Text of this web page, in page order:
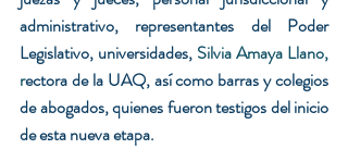
administrativo, representantes del Poder
Legislativo, universidades, Silvia Amaya Llano,
rectora de la UAQ, así como barras y colegios
de abogados, quienes fueron testigos del inicio
de esta nueva etapa.